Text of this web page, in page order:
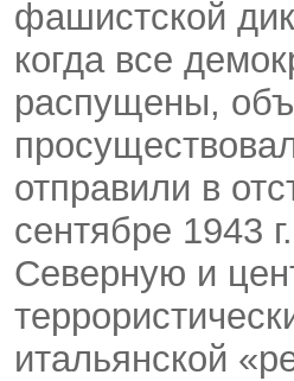
фашистской
когда все
распущены,
отправили в
сентябре 1943
Северную и
итальянской